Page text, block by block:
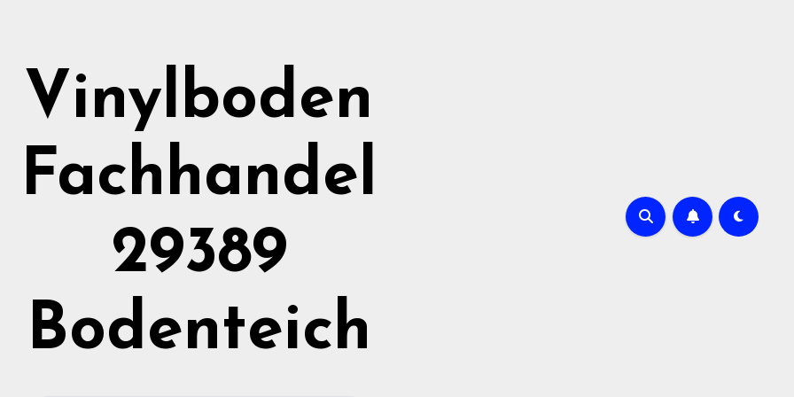
Vinylboden
Fachhandel
29389
Bodenteich